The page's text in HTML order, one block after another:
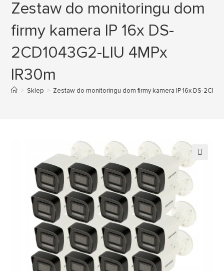
Zestaw do monitoringu dom
firmy kamera IP 16x DS-
2CD1043G2-LIU 4MPx
IR30m
> Sklep > Zestaw do monitoringu dom firmy kamera IP 16x DS-